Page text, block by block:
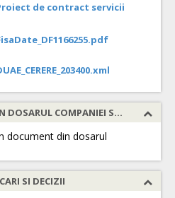
de contract servicii
LISTA DOCUMENTELOR DIN DOSARUL COMPANIEI SOLICITATE
document din dosarul
SI DECIZII